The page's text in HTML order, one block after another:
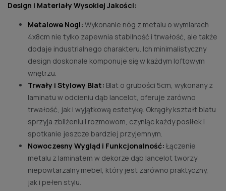
Design i Materiały Wysokiej Jakości:
Metalowe Nogi: Wykonanie nóg z metalu o wymiarach
4x8cm nie tylko zapewnia stabilność i trwałość, ale także
dodaje industrialnego charakteru. Ich minimalistyczny
design doskonale komponuje się w każdym loftowym
wnętrzu.
Trwały i Stylowy Blat: Blat o grubości 5cm, wykonany z
laminatu w odcieniu dąb lancelot, oferuje zarówno
trwałość, jak i wyjątkową estetykę. Okrągły kształt blatu
sprzyja zbliżeniu i rozmowom, czyniąc każdy posiłek i
spotkanie jeszcze bardziej przyjemnym.
Nowoczesny Wygląd i Funkcjonalność: Łączenie
metalu z laminatem w dekorze dąb lancelot tworzy
niepowtarzalny mebel, który jest zarówno praktyczny,
jak i pełen stylu.